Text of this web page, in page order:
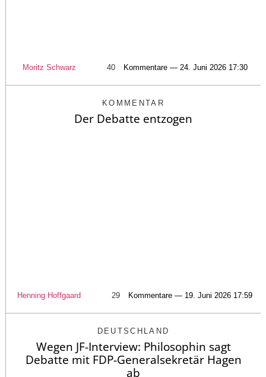
Moritz Schwarz 40 Kommentare — 24. Juni 2026 17:30
KOMMENTAR
Der Debatte entzogen
Henning Hoffgaard 29 Kommentare — 19. Juni 2026 17:59
DEUTSCHLAND
Wegen JF-Interview: Philosophin sagt
Debatte mit FDP-Generalsekretär Hagen
ab